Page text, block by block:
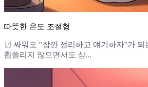
따뜻한 온도 조절형
넌 싸워도 "잠깐 정리하고 얘기하자"가 되
휩쓸리지 않으면서도 상...